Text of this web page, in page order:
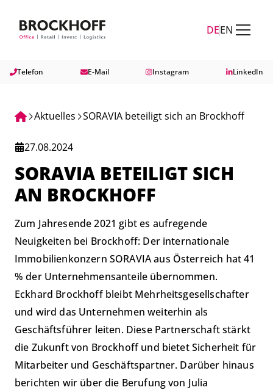
Zum Fuß springen
DEEN
Telefon E-Mail Instagram LinkedIn
Aktuelles SORAVIA beteiligt sich an Brockhoff
27.08.2024
SORAVIA BETEILIGT SICH
AN BROCKHOFF
Zum Jahresende 2021 gibt es aufregende
Neuigkeiten bei Brockhoff: Der internationale
Immobilienkonzern SORAVIA aus Österreich hat 41
% der Unternehmensanteile übernommen.
Eckhard Brockhoff bleibt Mehrheitsgesellschafter
und wird das Unternehmen weiterhin als
Geschäftsführer leiten. Diese Partnerschaft stärkt
die Zukunft von Brockhoff und bietet Sicherheit für
Mitarbeiter und Geschäftspartner. Darüber hinaus
berichten wir über die Berufung von Julia